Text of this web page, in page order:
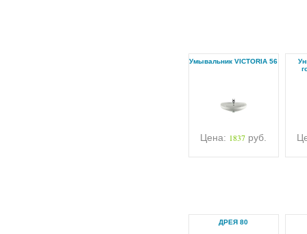
Умывальник VICTORIA 56
Цена: 1837 руб.
ДРЕЯ 80